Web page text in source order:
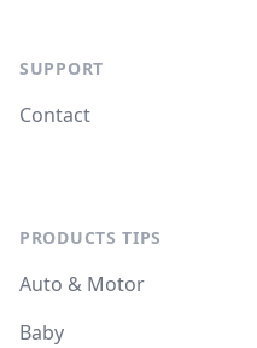
SUPPORT
Contact
PRODUCTS TIPS
Auto & Motor
Baby